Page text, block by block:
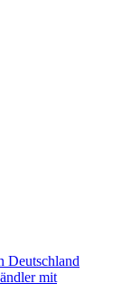
Deutschland
mit